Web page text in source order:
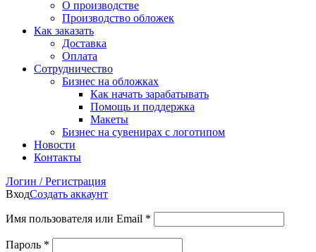
О производстве
Производство обложек
Как заказать
Доставка
Оплата
Сотрудничество
Бизнес на обложках
Как начать зарабатывать
Помощь и поддержка
Макеты
Бизнес на сувенирах с логотипом
Новости
Контакты
Логин / Регистрация
ВходСоздать аккаунт
Имя пользователя или Email *
Пароль *